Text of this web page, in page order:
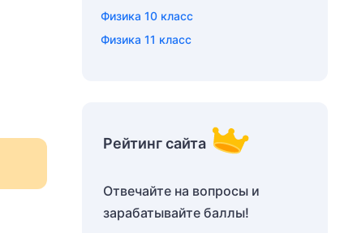
Физика 10 класс
Физика 11 класс
Рейтинг сайта
Отвечайте на вопросы и
зарабатывайте баллы!